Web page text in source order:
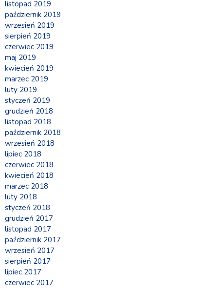
listopad 2019
październik 2019
wrzesień 2019
sierpień 2019
czerwiec 2019
maj 2019
kwiecień 2019
marzec 2019
luty 2019
styczeń 2019
grudzień 2018
listopad 2018
październik 2018
wrzesień 2018
lipiec 2018
czerwiec 2018
kwiecień 2018
marzec 2018
luty 2018
styczeń 2018
grudzień 2017
listopad 2017
październik 2017
wrzesień 2017
sierpień 2017
lipiec 2017
czerwiec 2017